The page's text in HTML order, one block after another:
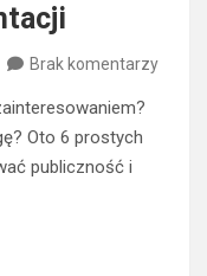
Brak komentarzy
Oto 6 prostych
publiczność i